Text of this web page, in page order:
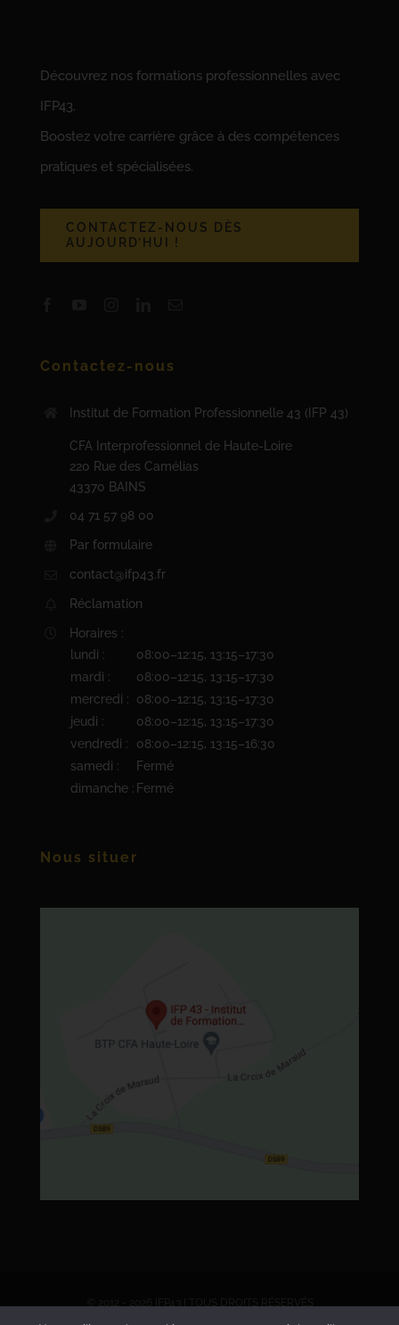
Découvrez nos formations professionnelles avec
IFP43.
Boostez votre carrière grâce à des compétences
pratiques et spécialisées.
CONTACTEZ-NOUS DÈS
AUJOURD’HUI !
Contactez-nous
Institut de Formation Professionnelle 43 (IFP 43)
CFA Interprofessionnel de Haute-Loire
220 Rue des Camélias
43370 BAINS
04 71 57 98 00
Par formulaire
contact@ifp43.fr
Réclamation
Horaires :
lundi :
08:00–12:15, 13:15–17:30
mardi :
08:00–12:15, 13:15–17:30
mercredi :
08:00–12:15, 13:15–17:30
jeudi :
08:00–12:15, 13:15–17:30
vendredi :
08:00–12:15, 13:15–16:30
samedi :
Fermé
dimanche : Fermé
Nous situer